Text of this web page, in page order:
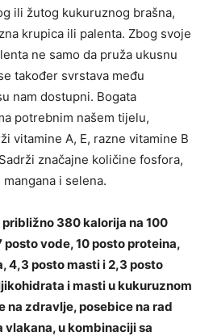
ili žutog kukuruznog brašna,
krupica ili palenta. Zbog svoje
ne samo da pruža ukusnu
također svrstava među
nam dostupni. Bogata
potrebnim našem tijelu,
vitamine A, E, razne vitamine B
značajne količine fosfora,
i selena.
380 kalorija na 100
vode, 10 posto proteina,
4,3 posto masti i 2,3 posto
i masti u kukuruznom
na zdravlje, posebice na rad
u kombinaciji sa